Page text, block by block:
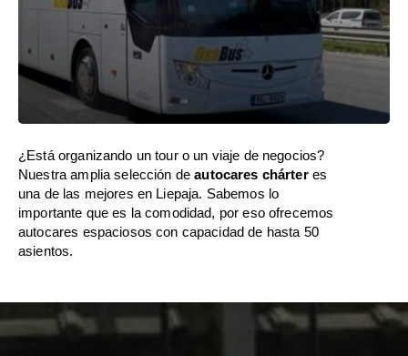
¿Está organizando un tour o un viaje de negocios?
Nuestra amplia selección deautocares chárteres
una de las mejores en Liepaja. Sabemos lo
importante que es la comodidad, por eso ofrecemos
autocares espaciosos con capacidad de hasta 50
asientos.